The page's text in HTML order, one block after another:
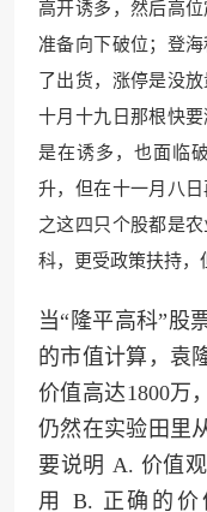
高开诱多，然后高
准备向下破位；登
了出货，涨停是没
十月十九日那根快
是在诱多 ，也面临
升，但在十一月八
之这四只个股都是
科，更受政策扶持，
当“隆平高科”股
的市值计算，袁
价值高达1800万
仍然在实验田里
要说明 A. 价值
用 B. 正确的